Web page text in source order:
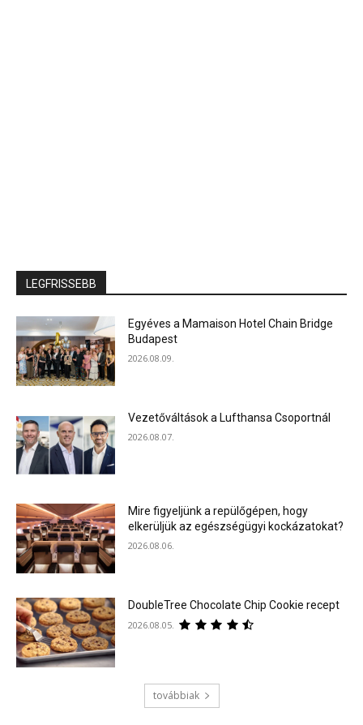
LEGFRISSEBB
Egyéves a Mamaison Hotel Chain Bridge
Budapest
2026.08.09.
Vezetőváltások a Lufthansa Csoportnál
2026.08.07.
Mire figyeljünk a repülőgépen, hogy
elkerüljük az egészségügyi kockázatokat?
2026.08.06.
DoubleTree Chocolate Chip Cookie recept
2026.08.05.
továbbiak